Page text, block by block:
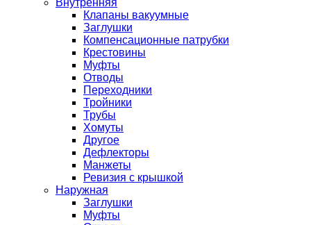
Внутренняя
Клапаны вакуумные
Заглушки
Компенсационные патрубки
Крестовины
Муфты
Отводы
Переходники
Тройники
Трубы
Хомуты
Другое
Дефлекторы
Манжеты
Ревизия с крышкой
Наружная
Заглушки
Муфты